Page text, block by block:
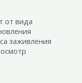
от вида
заживления